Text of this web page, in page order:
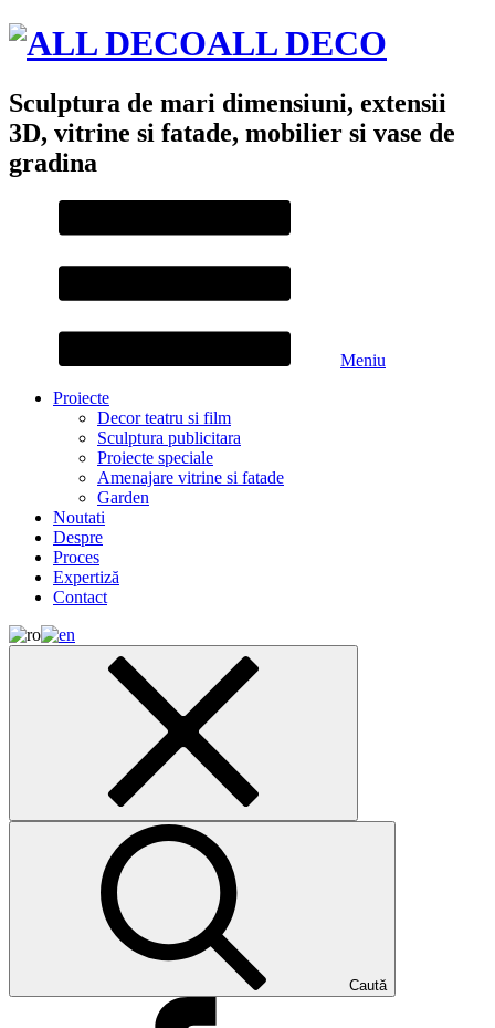
ALL DECO
Sculptura de mari dimensiuni, extensii
3D, vitrine si fatade, mobilier si vase de
gradina
Meniu
Proiecte
Decor teatru si film
Sculptura publicitara
Proiecte speciale
Amenajare vitrine si fatade
Garden
Noutati
Despre
Proces
Expertiză
Contact
Caută